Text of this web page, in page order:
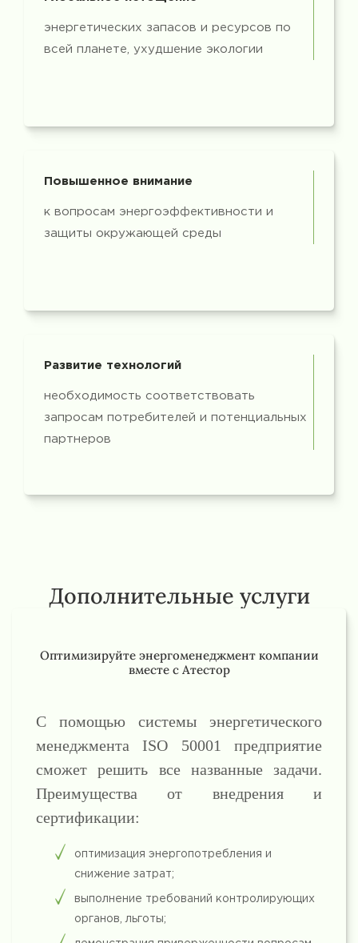
энергетических запасов и ресурсов по
всей планете, ухудшение экологии
Повышенное внимание
к вопросам энергоэффективности и
защиты окружающей среды
Развитие технологий
необходимость соответствовать
запросам потребителей и потенциальных
партнеров
Дополнительные услуги
Оптимизируйте энергоменеджмент компании
вместе с Атестор
С помощью системы энергетического
менеджмента ISO 50001 предприятие
сможет решить все названные задачи.
Преимущества от внедрения и
сертификации:
оптимизация энергопотребления и
снижение затрат;
выполнение требований контролирующих
органов, льготы;